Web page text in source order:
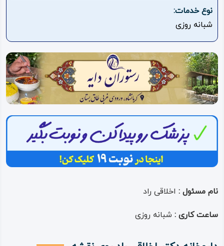
اقامتگاه
ویژه
ویدئو
درباره
ما
نوع خدمات:
شبانه روزی
نام مسئول : اخلاقی راد
ساعت کاری : شبانه روزی